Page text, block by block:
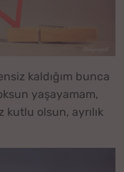
kaldığım bunca
yaşayamam,
olsun, ayrılık